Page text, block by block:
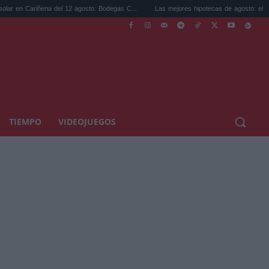
del 12 agosto: Bodegas C... Las mejores hipotecas de agosto: el TAE más
TIEMPO VIDEOJUEGOS